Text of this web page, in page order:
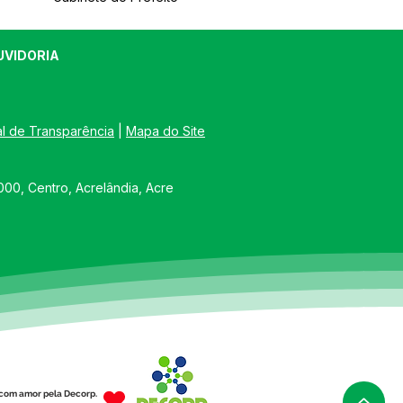
de Transparência Mapa do Site
Centro, Acrelândia, Acre
amor pela Decorp.